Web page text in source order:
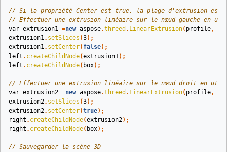
// Si la propriété Center est true, la plage d'extrusion est
// Effectuer une extrusion linéaire sur le nœud gauche en
var extrusion1 =new aspose.threed . LinearExtrusion( profile, 2
extrusion1. setSlices (3);
extrusion1. setCenter( false);
left . createChildNode(extrusion1);
left . createChildNode( box);
// Effectuer une extrusion linéaire sur le nœud droit en
var extrusion2 =new aspose.threed . LinearExtrusion( profile, 2
extrusion2. setSlices (3);
extrusion2. setCenter(true);
right . createChildNode(extrusion2);
right . createChildNode( box);
// Sauvegarder la scène 3D